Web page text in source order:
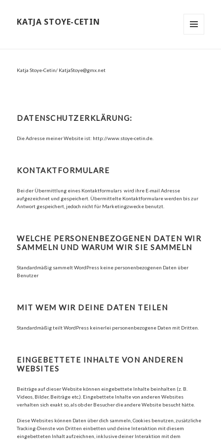
KATJA STOYE-CETIN
Katja Stoye-Cetin/ KatjaStoye@gmx.net
DATENSCHUTZERKLÄRUNG:
Die Adresse meiner Website ist: http://www.stoye-cetin.de.
KONTAKTFORMULARE
Bei der Übermittlung eines Kontaktformulars wird ihre E-mail Adresse
aufgezeichnet und gespeichert. Übermittelte Kontaktformulare werden bis zur
Antwort gespeichert, jedoch nicht für Marketingzwecke benutzt.
WELCHE PERSONENBEZOGENEN DATEN WIR
SAMMELN UND WARUM WIR SIE SAMMELN
Standardmäßig sammelt WordPress keine personenbezogenen Daten über
Benutzer
MIT WEM WIR DEINE DATEN TEILEN
Standardmäßig teilt WordPress keinerlei personenbezogene Daten mit Dritten.
EINGEBETTETE INHALTE VON ANDEREN
WEBSITES
Beiträge auf dieser Website können eingebettete Inhalte beinhalten (z. B.
Videos, Bilder, Beiträge etc.). Eingebettete Inhalte von anderen Websites
verhalten sich exakt so, als ob der Besucher die andere Website besucht hätte.
Diese Websites können Daten über dich sammeln, Cookies benutzen, zusätzliche
Tracking-Dienste von Dritten einbetten und deine Interaktion mit diesem
eingebetteten Inhalt aufzeichnen, inklusive deiner Interaktion mit dem